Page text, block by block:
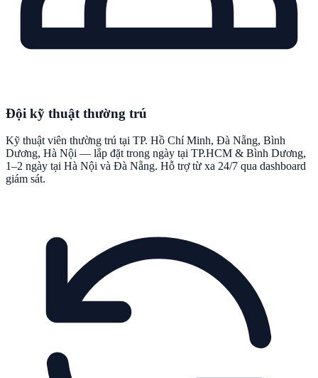
Đội kỹ thuật thường trú
Kỹ thuật viên thường trú tại TP. Hồ Chí Minh, Đà Nẵng, Bình
Dương, Hà Nội — lắp đặt trong ngày tại TP.HCM & Bình Dương,
1–2 ngày tại Hà Nội và Đà Nẵng. Hỗ trợ từ xa 24/7 qua dashboard
giám sát.